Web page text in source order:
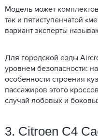
Модель может
так и пятиступенчатой
вариант эксперты
Для городской езды
уровнем безопасности:
особенности строения
пассажиров этого
случай лобовых и
3. Citroen C4